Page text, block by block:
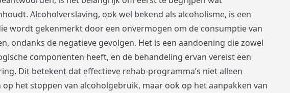
Alcoholverslaving, ook wel bekend als alcoholisme, is een
wordt gekenmerkt door een onvermogen om de consumptie van
ondanks de negatieve gevolgen. Het is een aandoening die zowel
componenten heeft, en de behandeling ervan vereist een
Dit betekent dat effectieve rehab-programma’s niet alleen
het stoppen van alcoholgebruik, maar ook op het aanpakken van